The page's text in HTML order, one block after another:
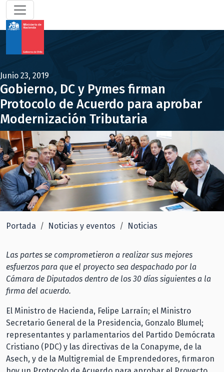
Junio 23, 2019
Gobierno, DC y Pymes firman
Protocolo de Acuerdo para aprobar
Modernización Tributaria
Portada Noticias y eventos Noticias
Las partes se comprometieron a realizar sus mejores
esfuerzos para que el proyecto sea despachado por la
Cámara de Diputados dentro de los 30 días siguientes a la
firma del acuerdo.
El Ministro de Hacienda, Felipe Larraín; el Ministro
Secretario General de la Presidencia, Gonzalo Blumel;
representantes y parlamentarios del Partido Demócrata
Cristiano (PDC) y las directivas de la Conapyme, de la
Asech, y de la Multigremial de Emprendedores, firmaron